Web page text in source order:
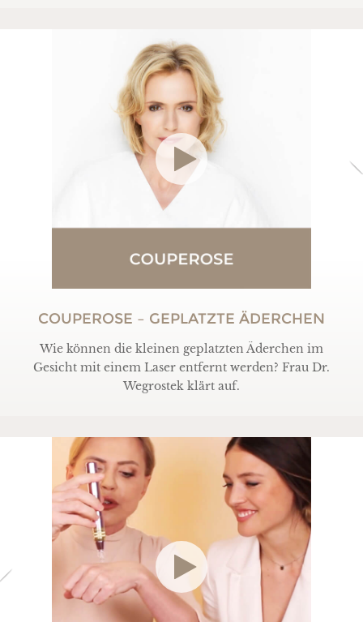
COUPEROSE – GEPLATZTE ÄDERCHEN
Wie können die kleinen geplatzten Äderchen im
Gesicht mit einem Laser entfernt werden? Frau Dr.
Wegrostek klärt auf.